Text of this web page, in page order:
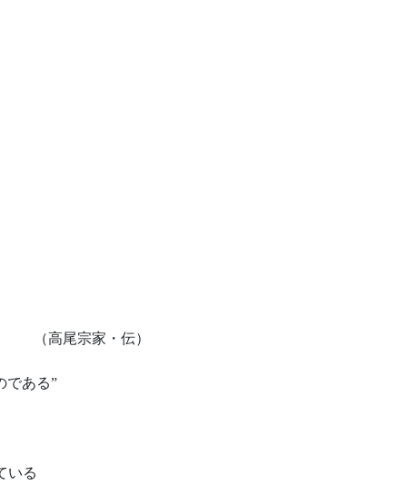
（高尾宗家・伝）
である”
いる